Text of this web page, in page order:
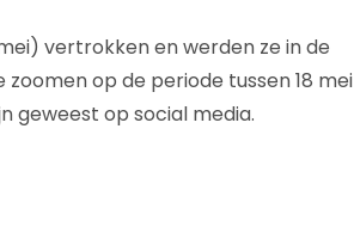
vertrokken en werden ze in de
op de periode tussen 18 mei
geweest op social media.